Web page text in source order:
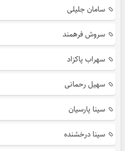
سامان جلیلی
سروش فرهمند
سهراب پاکزاد
سهیل رحمانی
سینا پارسیان
سینا درخشنده